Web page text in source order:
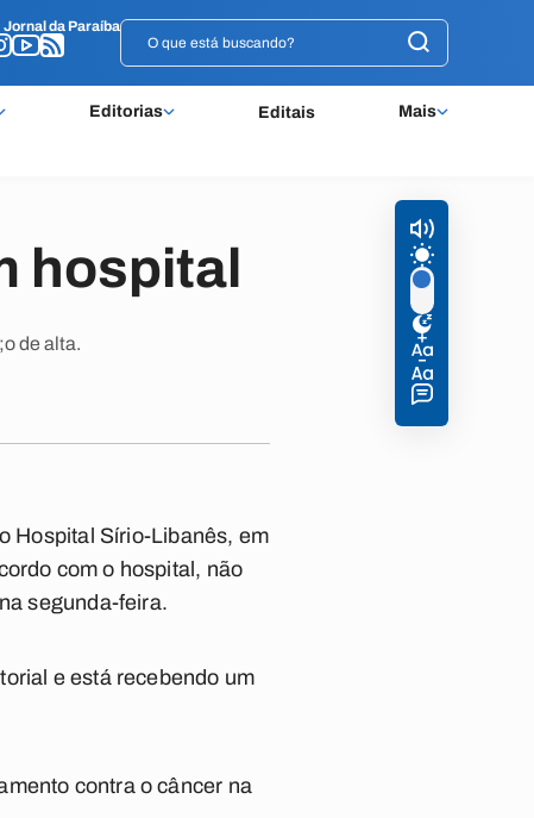
Jornal da Paraíba
Editorias Editais Mais
Jornal da Paraíba
hospital
de alta.
Hospital Sírio-Libanês, em
com o hospital, não
segunda-feira.
e está recebendo um
contra o câncer na